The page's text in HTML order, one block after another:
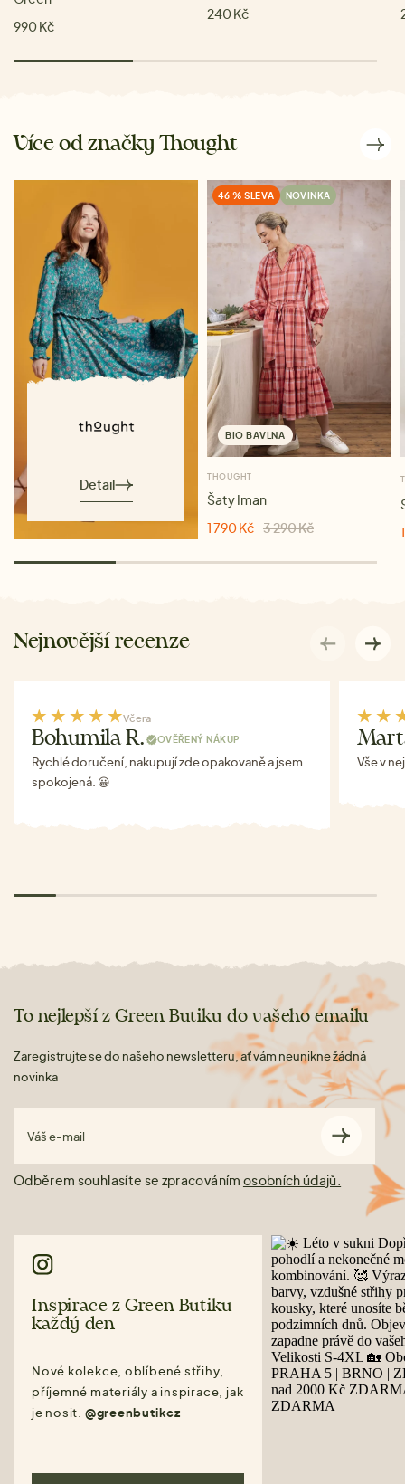
990 Kč
240 Kč
Více od značky Thought
Detail
46 % SLEVA NOVINKA
BIO BAVLNA
THOUGHT
Šaty Iman
1 790 Kč 3 290 Kč
Nejnovější recenze
Včera
Bohumila R. OVĚŘENÝ NÁKUP
Rychlé doručení, nakupují zde opakovaně a jsem
spokojená. 😀
Vše v
To nejlepší z Green Butiku do vašeho emailu
Zaregistrujte se do našeho newsletteru, ať vám neunikne žádná
novinka
Váš e-mail
Odběrem souhlasíte se zpracováním osobních údajů.
Inspirace z Green Butiku
každý den
Nové kolekce, oblíbené střihy,
příjemné materiály a inspirace, jak
je nosit. @greenbutikcz